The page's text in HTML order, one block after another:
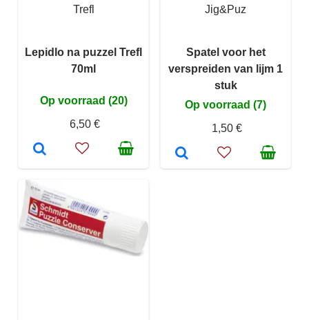
Trefl
Lepidlo na puzzel Trefl
70ml
Op voorraad (20)
6,50 €
Jig&Puz
Spatel voor het
verspreiden van lijm 1
stuk
Op voorraad (7)
1,50 €